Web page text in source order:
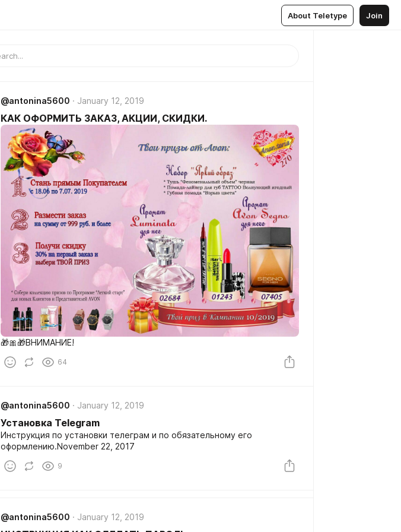
About Teletype Join
@antonina5600 January 12, 2019
КАК ОФОРМИТЬ ЗАКАЗ, АКЦИИ, СКИДКИ.
🎁🎀🎁ВНИМАНИЕ!
64
@antonina5600 January 12, 2019
Установка Telegram
Инструкция по установки телеграм и по обязательному его
оформлению.November 22, 2017
9
@antonina5600 January 12, 2019